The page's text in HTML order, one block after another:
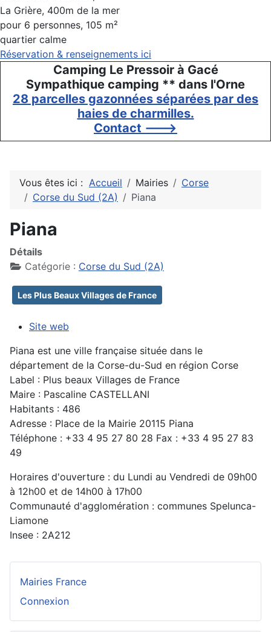
La Grière, 400m de la mer
pour 6 personnes, 105 m²
quartier calme
Réservation & renseignements ici
Camping Le Pressoir à Gacé
Sympathique camping ** dans l'Orne
28 parcelles gazonnées séparées par des
haies de charmilles.
Contact --->
Vous êtes ici : Accueil Mairies
Corse
Corse du Sud (2A)
Piana
Piana
Détails
Catégorie : Corse du Sud (2A)
Les Plus Beaux Villages de France
Site web
Piana est une ville française située dans le
département de la Corse-du-Sud en région Corse
Label : Plus beaux Villages de France
Maire : Pascaline CASTELLANI
Habitants : 486
Adresse : Place de la Mairie 20115 Piana
Téléphone : +33 4 95 27 80 28 Fax : +33 4 95 27 83
49
Horaires d'ouverture : du Lundi au Vendredi de 09h00
à 12h00 et de 14h00 à 17h00
Communauté d'agglomération : communes Spelunca-
Liamone
Insee : 2A212
Mairies France
Connexion